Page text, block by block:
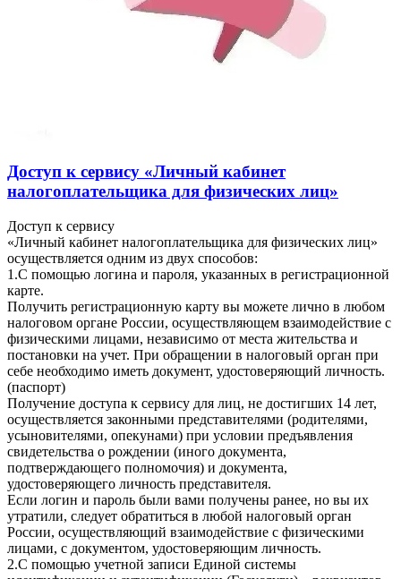
Доступ к сервису «Личный кабинет
налогоплательщика для физических лиц»
Доступ к сервису
«Личный кабинет налогоплательщика для физических лиц»
осуществляется одним из двух способов:
1.С помощью логина и пароля, указанных в регистрационной
карте.
Получить регистрационную карту вы можете лично в любом
налоговом органе России, осуществляющем взаимодействие с
физическими лицами, независимо от места жительства и
постановки на учет. При обращении в налоговый орган при
себе необходимо иметь документ, удостоверяющий личность.
(паспорт)
Получение доступа к сервису для лиц, не достигших 14 лет,
осуществляется законными представителями (родителями,
усыновителями, опекунами) при условии предъявления
свидетельства о рождении (иного документа,
подтверждающего полномочия) и документа,
удостоверяющего личность представителя.
Если логин и пароль были вами получены ранее, но вы их
утратили, следует обратиться в любой налоговый орган
России, осуществляющий взаимодействие с физическими
лицами, с документом, удостоверяющим личность.
2.С помощью учетной записи Единой системы